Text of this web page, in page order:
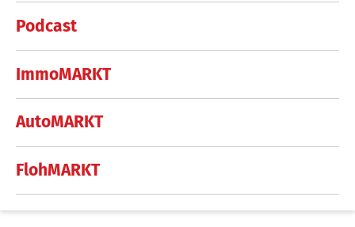
Podcast
ImmoMARKT
AutoMARKT
FlohMARKT